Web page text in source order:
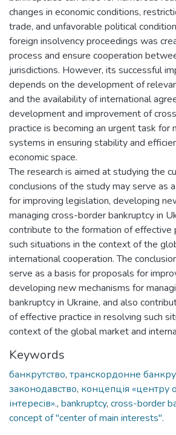
changes in economic conditions,
trade, and unfavorable political
foreign insolvency proceedings was
process and ensure cooperation
jurisdictions. However, its successful
depends on the development of
and the availability of international
development and improvement of
practice is becoming an urgent task for
systems in ensuring stability and
economic space.
The research is aimed at studying the
conclusions of the study may serve as
for improving legislation, developing
managing cross-border bankruptcy in
contribute to the formation of effective
such situations in the context of the
international cooperation. The
serve as a basis for proposals for
developing new mechanisms for
bankruptcy in Ukraine, and also
of effective practice in resolving such
context of the global market and
Keywords
банкрутство, транскордонне
законодавство, концепція «центру
інтересів»., bankruptcy, cross-border
concept of "center of main interests".